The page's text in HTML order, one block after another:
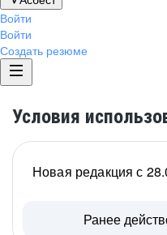
Войти
Войти
Создать резюме
Условия
Новая редакция с
Ранее